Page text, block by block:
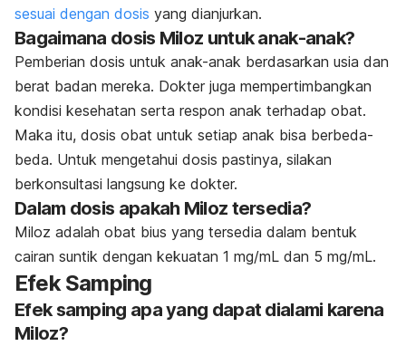
sesuai dengan dosis yang dianjurkan.
Bagaimana dosis Miloz untuk anak-anak?
Pemberian dosis untuk anak-anak berdasarkan usia dan
berat badan mereka. Dokter juga mempertimbangkan
kondisi kesehatan serta respon anak terhadap obat.
Maka itu, dosis obat untuk setiap anak bisa berbeda-
beda. Untuk mengetahui dosis pastinya, silakan
berkonsultasi langsung ke dokter.
Dalam dosis apakah Miloz tersedia?
Miloz adalah obat bius yang tersedia dalam bentuk
cairan suntik dengan kekuatan 1 mg/mL dan 5 mg/mL.
Efek Samping
Efek samping apa yang dapat dialami karena
Miloz?